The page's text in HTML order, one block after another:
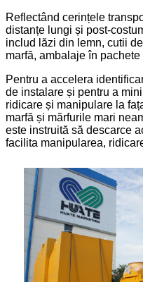
Reflectând cerințele
distanțe lungi și post-
includ lăzi din lemn, cutii
marfă, ambalaje în
Pentru a accelera
de instalare și pentru a
ridicare și manipulare la
marfă și mărfurile mari
este instruită să descarce
facilita manipularea,